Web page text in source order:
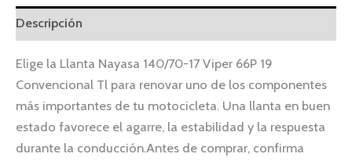
Descripción
Elige la Llanta Nayasa 140/70-17 Viper 66P 19
Convencional Tl para renovar uno de los componentes
más importantes de tu motocicleta. Una llanta en buen
estado favorece el agarre, la estabilidad y la respuesta
durante la conducción.Antes de comprar, confirma